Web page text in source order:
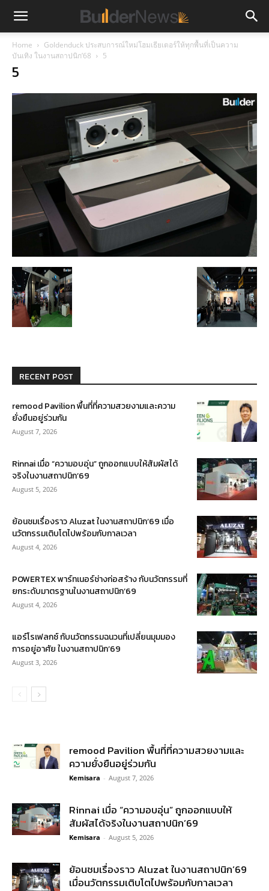
Home
Goldenduck ประสบการณ์ใหม่โฮมเธียเตอร์ให้ทุกพื้นที่เป็นความ
บันเทิง ในงานสถาปนิก’68
5
5
RECENT POST
remood Pavilion พื้นที่ที่ความสวยงามและความ
ยั่งยืนอยู่ร่วมกัน
August 7, 2026
Rinnai เมื่อ “ความอบอุ่น” ถูกออกแบบให้สัมผัสได้
จริงในงานสถาปนิก’69
August 5, 2026
ย้อนชมเรื่องราว Aluzat ในงานสถาปนิก’69 เมื่อ
นวัตกรรมเติบโตไปพร้อมกับกาลเวลา
August 4, 2026
POWERTEX พาร์ทเนอร์ช่างก่อสร้าง กับนวัตกรรมที่
ยกระดับมาตรฐานในงานสถาปนิก’69
August 4, 2026
แอร์โรเฟลกซ์ กับนวัตกรรมฉนวนที่เปลี่ยนมุมมอง
การอยู่อาศัย ในงานสถาปนิก’69
August 3, 2026
remood Pavilion พื้นที่ที่ความสวยงามและ
ความยั่งยืนอยู่ร่วมกัน
Kemisara - August 7, 2026
Rinnai เมื่อ “ความอบอุ่น” ถูกออกแบบให้
สัมผัสได้จริงในงานสถาปนิก’69
Kemisara - August 5, 2026
ย้อนชมเรื่องราว Aluzat ในงานสถาปนิก’69
เมื่อนวัตกรรมเติบโตไปพร้อมกับกาลเวลา